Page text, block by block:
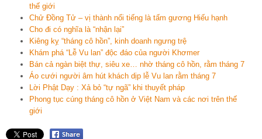
thế giới
Chử Đồng Tử – vị thành nổi tiếng là tấm gương Hiếu hạnh
Cho đi có nghĩa là “nhận lại”
Kiêng kỵ “tháng cô hồn”, kinh doanh ngưng trệ
Khám phá “Lễ Vu lan” độc đáo của người Khơmer
Bán cả ngàn biệt thự, siêu xe… nhờ tháng cô hồn, rằm tháng 7
Áo cưới người âm hút khách dịp lễ Vu lan rằm tháng 7
Lời Phật Dạy : Xả bỏ “tự ngã” khi thuyết pháp
Phong tục cúng tháng cô hồn ở Việt Nam và các nơi trên thế
giới